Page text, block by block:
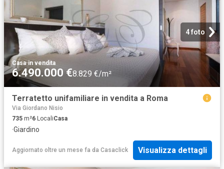
4 foto
Casa·in vendita
6.490.000 €8.829 €/m²
Terratetto unifamiliare in vendita a Roma
Via Giordano Nisio
735 m²6 LocaliCasa
·Giardino
Aggiornato oltre un mese fa da Casaclick Visualizza dettagli